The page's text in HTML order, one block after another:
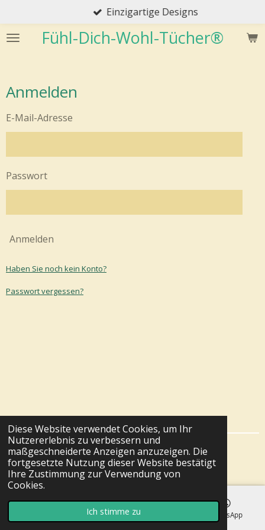
Diese Website verwendet Cookies, um Ihr
Nutzererlebnis zu verbessern und
maßgeschneiderte Anzeigen anzuzeigen. Die
fortgesetzte Nutzung dieser Website bestätigt
Ihre Zustimmung zur Verwendung von
Cookies.
Ich stimme zu
Hauptinhalt
springenFühl-Dich-Wohl-Tücher®
Einzigartige Designs
Anmelden
E-Mail-Adresse
Passwort
Anmelden
Haben Sie noch kein Konto?
Passwort vergessen?
© 2024 - 2026 fuehldichwohltuecher.at
Mit Unterstützung vonWebador
Telefon WhatsApp